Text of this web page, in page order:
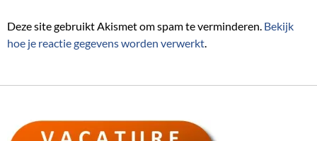
Deze site gebruikt Akismet om spam te verminderen. Bekijk
hoe je reactie gegevens worden verwerkt.